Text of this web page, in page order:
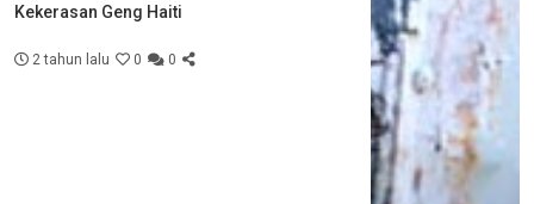
Kekerasan Geng Haiti
2 tahun lalu 0 0